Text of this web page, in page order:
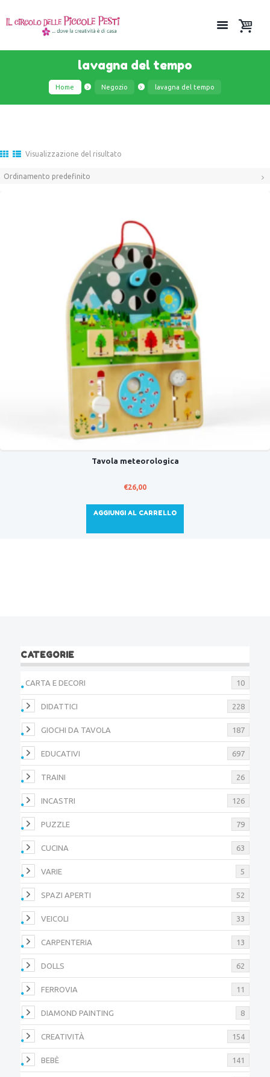
lavagna del tempo
Home Negozio lavagna del tempo
Visualizzazione del risultato
Tavola meteorologica
€26,00
AGGIUNGI AL CARRELLO
CATEGORIE
CARTA E DECORI 10
DIDATTICI 228
GIOCHI DA TAVOLA 187
EDUCATIVI 697
TRAINI 26
INCASTRI 126
PUZZLE 79
CUCINA 63
VARIE 5
SPAZI APERTI 52
VEICOLI 33
CARPENTERIA 13
DOLLS 62
FERROVIA 11
DIAMOND PAINTING 8
CREATIVITÀ 154
BEBÈ 141